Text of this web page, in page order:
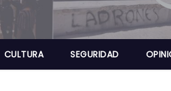
CULTURA SEGURIDAD